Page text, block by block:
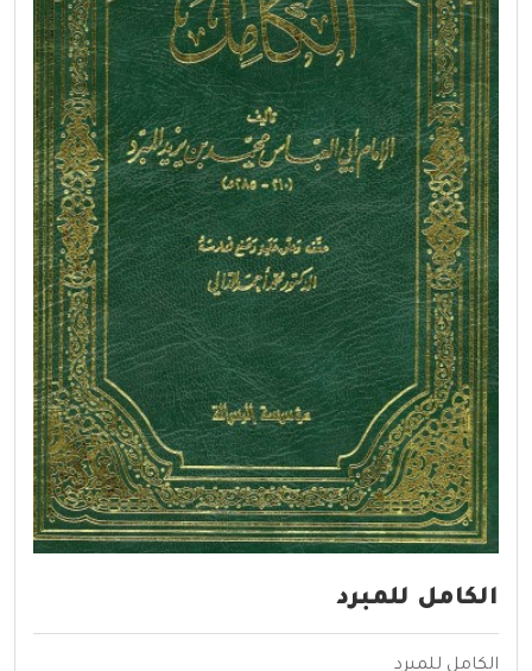
الكامل للمبرد
الكامل للمبرد